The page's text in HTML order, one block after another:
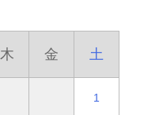
木 金 土
1